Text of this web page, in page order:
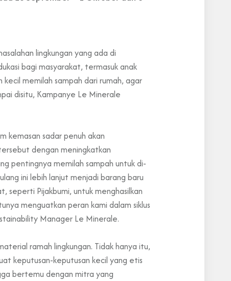
lingkungan yang ada di
bagi masyarakat, termasuk anak
memilah sampah dari rumah, agar
disitu, Kampanye Le Minerale
kemasan sadar penuh akan
dengan meningkatkan
pentingnya memilah sampah untuk di-
ini lebih lanjut menjadi barang baru
seperti Pijakbumi, untuk menghasilkan
menguatkan peran kami dalam siklus
Manager Le Minerale.
ramah lingkungan. Tidak hanya itu,
keputusan-keputusan kecil yang etis
bertemu dengan mitra yang